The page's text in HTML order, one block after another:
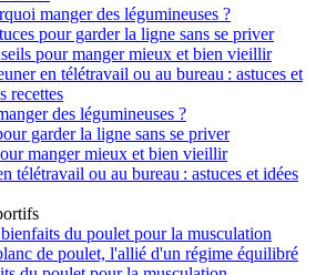
manger des légumineuses ?
pour garder la ligne sans se priver
pour manger mieux et bien vieillir
en télétravail ou au bureau : astuces et
recettes
des légumineuses ?
garder la ligne sans se priver
manger mieux et bien vieillir
télétravail ou au bureau : astuces et idées
du poulet pour la musculation
de poulet, l'allié d'un régime équilibré